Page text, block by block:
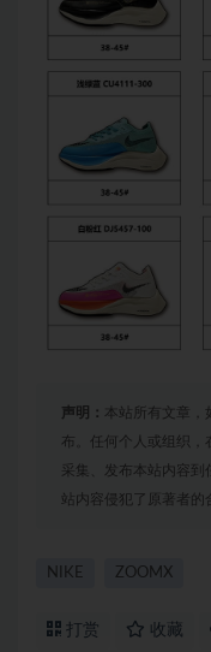
声明： 本站所有文章，
布。任何个人或组织，
采集、发布本站内容到
站内容侵犯了原著者的
NIKE ZOOMX
打赏 收藏